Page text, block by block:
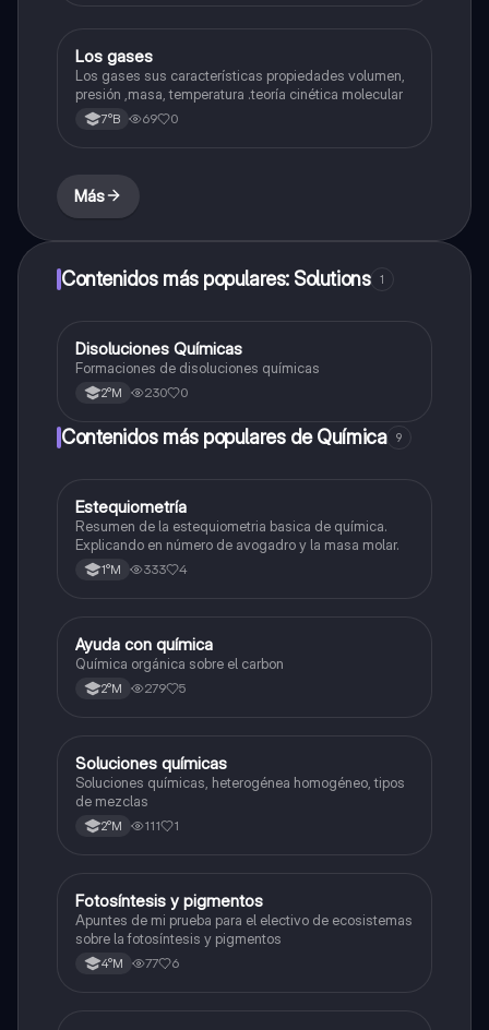
Química
Los gases
Los gases sus características propiedades volumen,
presión ,masa, temperatura .teoría cinética molecular
7°B 69 0
Más
Contenidos más populares: Solutions 1
Química
Disoluciones Químicas
Formaciones de disoluciones químicas
2°M 230 0
Contenidos más populares de Química 9
Química
Estequiometría
Resumen de la estequiometria basica de química.
Explicando en número de avogadro y la masa molar.
1°M 333 4
Química
Ayuda con química
Química orgánica sobre el carbon
2°M 279 5
Química
Soluciones químicas
Soluciones químicas, heterogénea homogéneo, tipos
de mezclas
2°M 111 1
Biología
Fotosíntesis y pigmentos
Apuntes de mi prueba para el electivo de ecosistemas
sobre la fotosíntesis y pigmentos
4°M 77 6